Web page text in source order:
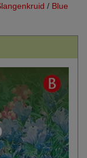
/ Blue